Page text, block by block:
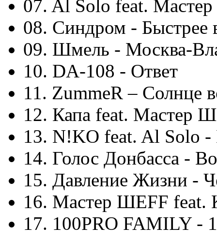
07. Al Solo feat.
08. Синдром - Быстрее
09. Шмель - Москва-
10. DA-108 - Ответ
11. ZummeR – Солнце
12. Капа feat. Мастер
13. N!KO feat. Al Solo -
14. Голос Донбасса -
15. Давление Жизни -
16. Мастер ШЕFF feat.
17. 100PRO FAMILY -